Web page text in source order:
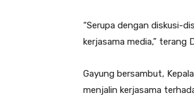
“Serupa dengan diskusi-
kerjasama media,” terang
Gayung bersambut,
menjalin kerjasama